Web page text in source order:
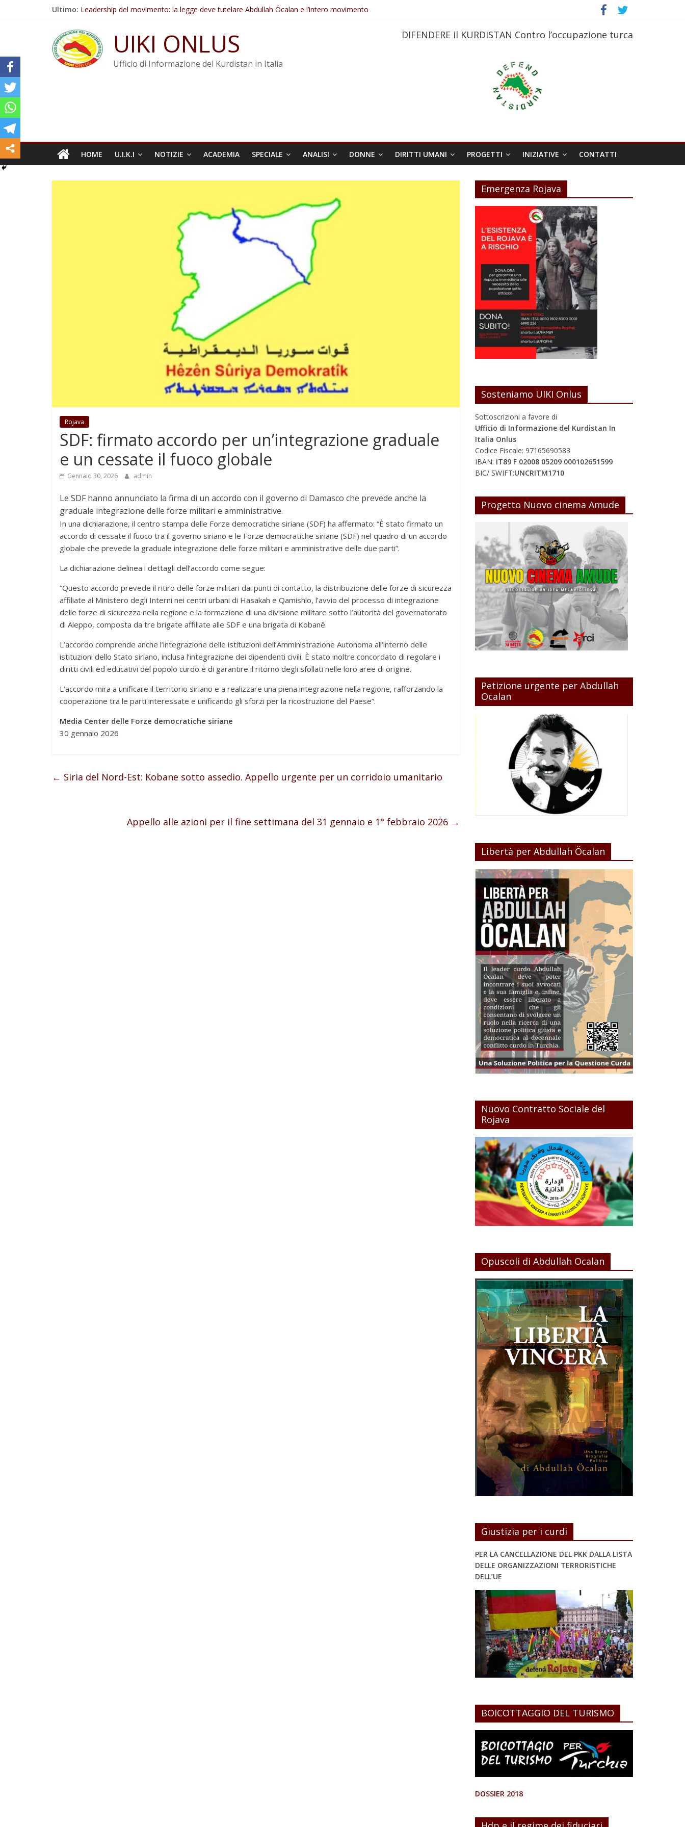
Ultimo: Leadership del movimento: la legge deve tutelare Abdullah Öcalan e l’intero movimento
Non tenere conto della situazione di Rêber Apo ostacolerebbe l’attuazione della legge
Il KNK chiede un’azione internazionale contro i crimini di guerra dell’Iran
Abdullah Öcalan: Le legge negativa deve essere trasformata in legge positiva
UIKI ONLUS
Ufficio di Informazione del Kurdistan in Italia
DIFENDERE il KURDISTAN Contro l’occupazione turca
HOME U.I.K.I NOTIZIE ACADEMIA SPECIALE ANALISI DONNE DIRITTI UMANI PROGETTI INIZIATIVE CONTATTI
Rojava
SDF: firmato accordo per un’integrazione graduale
e un cessate il fuoco globale
Gennaio 30, 2026 admin
Le SDF hanno annunciato la firma di un accordo con il governo di Damasco che prevede anche la
graduale integrazione delle forze militari e amministrative.
In una dichiarazione, il centro stampa delle Forze democratiche siriane (SDF) ha affermato: “È stato firmato un
accordo di cessate il fuoco tra il governo siriano e le Forze democratiche siriane (SDF) nel quadro di un accordo
globale che prevede la graduale integrazione delle forze militari e amministrative delle due parti”.
La dichiarazione delinea i dettagli dell’accordo come segue:
“Questo accordo prevede il ritiro delle forze militari dai punti di contatto, la distribuzione delle forze di sicurezza
affiliate al Ministero degli Interni nei centri urbani di Hasakah e Qamishlo, l’avvio del processo di integrazione
delle forze di sicurezza nella regione e la formazione di una divisione militare sotto l’autorità del governatorato
di Aleppo, composta da tre brigate affiliate alle SDF e una brigata di Kobanê.
L’accordo comprende anche l’integrazione delle istituzioni dell’Amministrazione Autonoma all’interno delle
istituzioni dello Stato siriano, inclusa l’integrazione dei dipendenti civili. È stato inoltre concordato di regolare i
diritti civili ed educativi del popolo curdo e di garantire il ritorno degli sfollati nelle loro aree di origine.
L’accordo mira a unificare il territorio siriano e a realizzare una piena integrazione nella regione, rafforzando la
cooperazione tra le parti interessate e unificando gli sforzi per la ricostruzione del Paese”.
Media Center delle Forze democratiche siriane
30 gennaio 2026
← Siria del Nord-Est: Kobane sotto assedio. Appello urgente per un corridoio umanitario
Appello alle azioni per il fine settimana del 31 gennaio e 1° febbraio 2026 →
Emergenza Rojava
Sosteniamo UIKI Onlus
Sottoscrizioni a favore di
Ufficio di Informazione del Kurdistan In
Italia Onlus
Codice Fiscale: 97165690583
IBAN: IT89 F 02008 05209 000102651599
BIC/ SWIFT:UNCRITM1710
Progetto Nuovo cinema Amude
Petizione urgente per Abdullah
Ocalan
Libertà per Abdullah Öcalan
Nuovo Contratto Sociale del
Rojava
Opuscoli di Abdullah Ocalan
Giustizia per i curdi
PER LA CANCELLAZIONE DEL PKK DALLA LISTA
DELLE ORGANIZZAZIONI TERRORISTICHE
DELL’UE
BOICOTTAGGIO DEL TURISMO
DOSSIER 2018